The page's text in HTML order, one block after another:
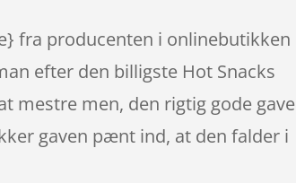
fra producenten i onlinebutikken
efter den billigste Hot Snacks
mestre men, den rigtig gode gave
gaven pænt ind, at den falder i